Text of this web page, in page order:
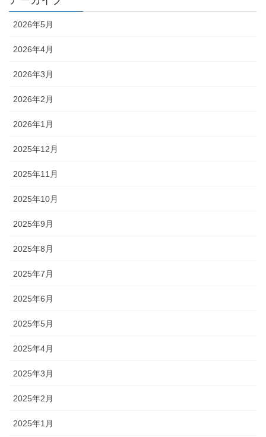
2026年5月
2026年4月
2026年3月
2026年2月
2026年1月
2025年12月
2025年11月
2025年10月
2025年9月
2025年8月
2025年7月
2025年6月
2025年5月
2025年4月
2025年3月
2025年2月
2025年1月